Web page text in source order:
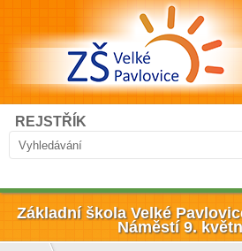
Přejít k hlavnímu obsahu
Vyhledávání
Hledat
REJSTŘÍK
Základní škola Velké
Náměstí 9.